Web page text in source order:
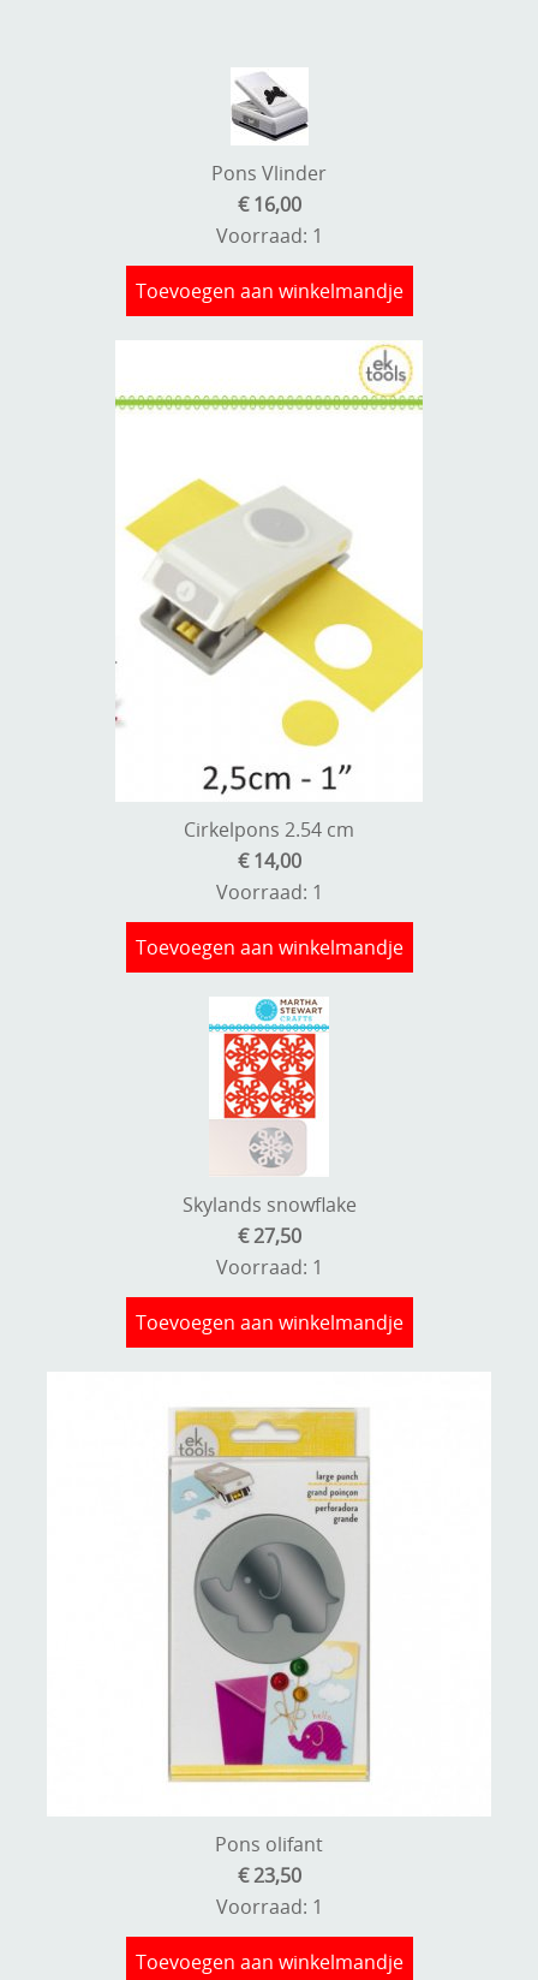
Pons Vlinder
€ 16,00
Voorraad: 1
Toevoegen aan winkelmandje
Cirkelpons 2.54 cm
€ 14,00
Voorraad: 1
Toevoegen aan winkelmandje
Skylands snowflake
€ 27,50
Voorraad: 1
Toevoegen aan winkelmandje
Pons olifant
€ 23,50
Voorraad: 1
Toevoegen aan winkelmandje